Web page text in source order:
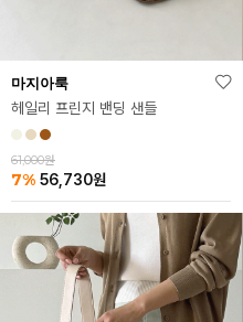
마지아룩
헤일리 프린지 밴딩 샌들
61,000원
7% 56,730원